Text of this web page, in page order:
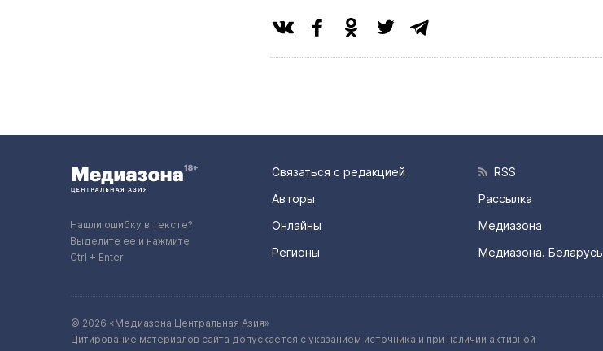
Нашли ошибку в тексте?
Выделите ее и нажмите
Ctrl + Enter
Связаться с редакцией
Авторы
Онлайны
Регионы
RSS
Рассылка
Медиазона
Медиазона. Беларусь
© 2026 «Медиазона Центральная Азия»
Цитирование материалов сайта допускается с указанием источника и при наличии активной